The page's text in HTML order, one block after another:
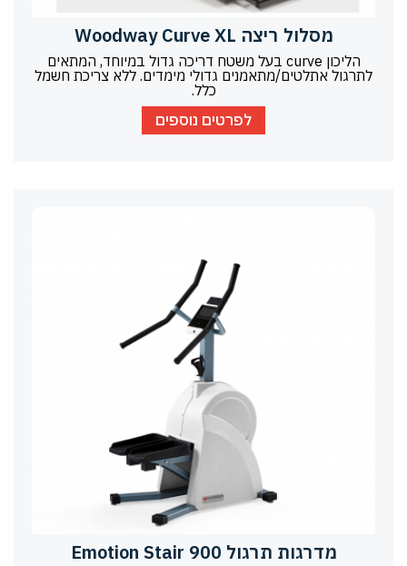
מסלול ריצה Woodway Curve XL
הליכון curve בעל משטח דריכה גדול במיוחד, המתאים
לתרגול אתלטים/מתאמנים גדולי מימדים. ללא צריכת חשמל
כלל.
לפרטים נוספים
מדרגות תרגול Emotion Stair 900